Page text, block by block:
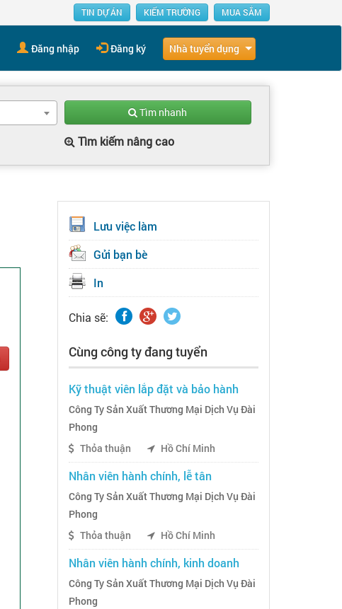
TIN DỰ ÁN KIẾM TRƯỜNG MUA SẮM
Đăng nhập Đăng ký Nhà tuyển dụng
Tìm nhanh
Tìm kiếm nâng cao
Lưu việc làm
Gửi bạn bè
In
Chia sẽ:
Cùng công ty đang tuyển
Kỹ thuật viên lắp đặt và bảo hành
Công Ty Sản Xuất Thương Mại Dịch Vụ Đài
Phong
Thỏa thuận
Hồ Chí Minh
Nhân viên hành chính, lễ tân
Công Ty Sản Xuất Thương Mại Dịch Vụ Đài
Phong
Thỏa thuận
Hồ Chí Minh
Nhân viên hành chính, kinh doanh
Công Ty Sản Xuất Thương Mại Dịch Vụ Đài
Phong